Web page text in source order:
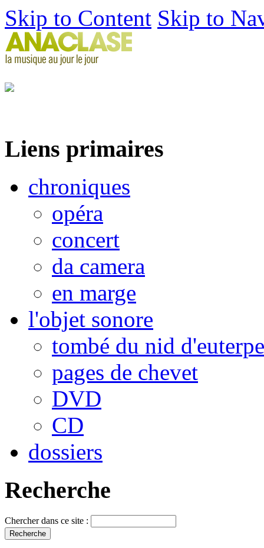
Skip to Content Skip to
Liens primaires
chroniques
opéra
concert
da camera
en marge
l'objet sonore
tombé du nid d'euterpe
pages de chevet
DVD
CD
dossiers
Recherche
Chercher dans ce site :